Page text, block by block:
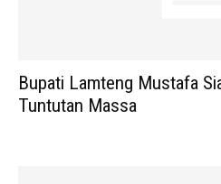
Bupati Lamteng Mustafa
Tuntutan Massa